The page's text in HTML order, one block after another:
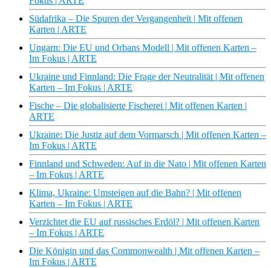
Südafrika – Die Spuren der Vergangenheit | Mit offenen
Karten | ARTE
Ungarn: Die EU und Orbans Modell | Mit offenen Karten –
Im Fokus | ARTE
Ukraine und Finnland: Die Frage der Neutralität | Mit offenen
Karten – Im Fokus | ARTE
Fische – Die globalisierte Fischerei | Mit offenen Karten |
ARTE
Ukraine: Die Justiz auf dem Vormarsch | Mit offenen Karten –
Im Fokus | ARTE
Finnland und Schweden: Auf in die Nato | Mit offenen Karten
– Im Fokus | ARTE
Klima, Ukraine: Umsteigen auf die Bahn? | Mit offenen
Karten – Im Fokus | ARTE
Verzichtet die EU auf russisches Erdöl? | Mit offenen Karten
– Im Fokus | ARTE
Die Königin und das Commonwealth | Mit offenen Karten –
Im Fokus | ARTE